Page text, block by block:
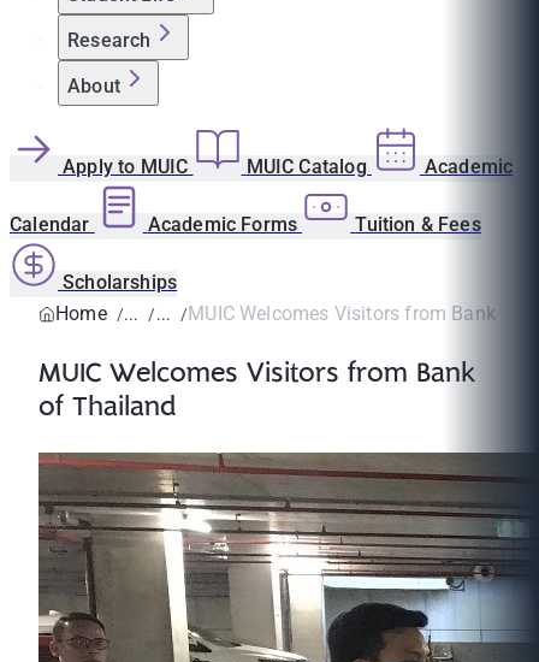
Research
About
Apply to MUIC MUIC Catalog Academic
Calendar Academic Forms Tuition & Fees
Scholarships
Home
MUIC Welcomes Visitors from Bank of
MUIC Welcomes Visitors from Bank
of Thailand